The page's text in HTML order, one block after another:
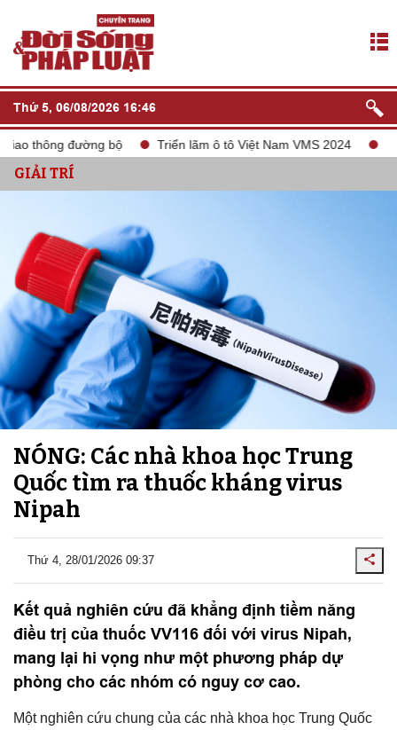
Thứ 5, 06/08/2026 16:46
đường bộ Triển lãm ô tô Việt Nam VMS 2024 tắt
GIẢI TRÍ
NÓNG: Các nhà khoa học Trung
Quốc tìm ra thuốc kháng virus
Nipah
Thứ 4, 28/01/2026 09:37
Kết quả nghiên cứu đã khẳng định tiềm năng
điều trị của thuốc VV116 đối với virus Nipah,
mang lại hi vọng như một phương pháp dự
phòng cho các nhóm có nguy cơ cao.
Một nghiên cứu chung của các nhà khoa học Trung Quốc